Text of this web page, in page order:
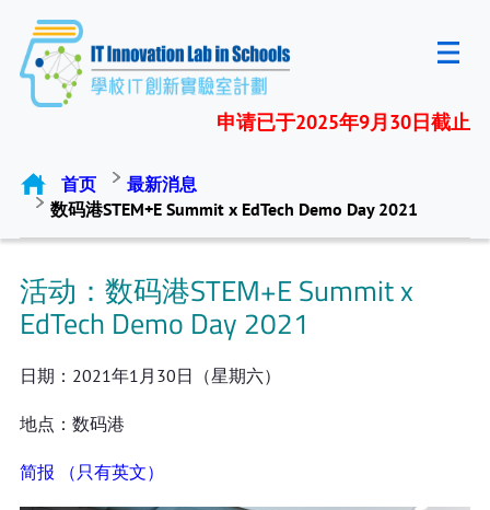
申请已于2025年9月30日截止
首页
最新消息
数码港STEM+E Summit x EdTech Demo Day 2021
活动：数码港STEM+E Summit x
EdTech Demo Day 2021
日期：2021年1月30日（星期六）
地点：数码港
简报 （只有英文）